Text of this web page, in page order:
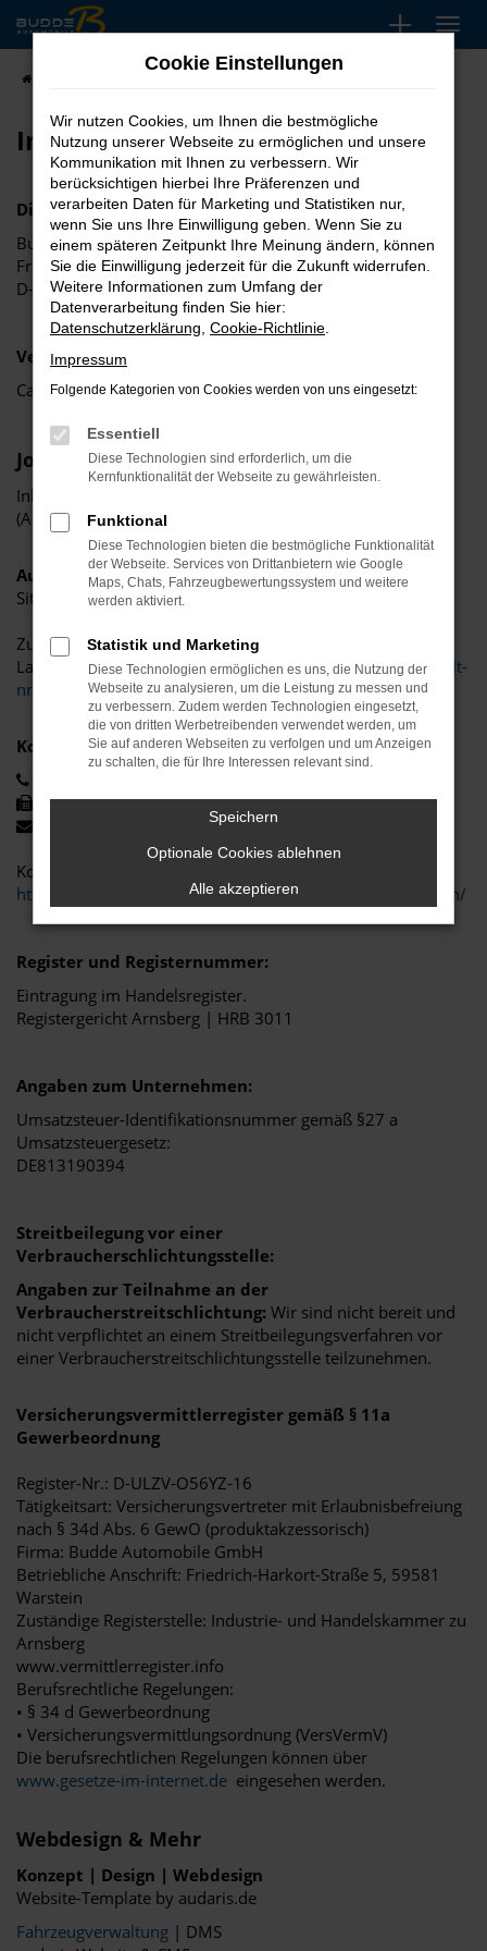
Zum
Hauptinhalt
springen
Impressum
Diensteanbieter:
Budde Automobile GmbH
Friedrich-Harkort-Str. 5
D-59581 Warstein-Belecke
Vertretungsberechtigte Person:
Carsten Budde, Geschäftsführer
Journalistisch-redaktionelle Angebote:
Inhaltlich verantwortlich: Carsten Budde, Geschäftsführer
(Adresse wie oben, Diensteanbieter)
Audiovisuelle Mediendienste:
Sitzland: Deutschland.
Zuständige Regulierungs-, bzw. Aufsichtsbehörde:
Landesanstalt für Medien NRW,https://www.medienanstalt-
nrw.de/
Kontakt:
+49 (0) 2902 9780 -29
info@buddeautomobile.de
Kontaktformular:
https://www.buddeautomobile.de/kontakt-oeffnungszeiten/
Register und Registernummer:
Eintragung im Handelsregister.
Registergericht Arnsberg | HRB 3011
Angaben zum Unternehmen:
Umsatzsteuer-Identifikationsnummer gemäß §27 a
Umsatzsteuergesetz:
DE813190394
Streitbeilegung vor einer
Verbraucherschlichtungsstelle:
Angaben zur Teilnahme an der
Verbraucherstreitschlichtung: Wir sind nicht bereit und
nicht verpflichtet an einem Streitbeilegungsverfahren vor
einer Verbraucherstreitschlichtungsstelle teilzunehmen.
Versicherungsvermittlerregister gemäß § 11a
Gewerbeordnung
Register-Nr.: D-ULZV-O56YZ-16
Tätigkeitsart: Versicherungsvertreter mit Erlaubnisbefreiung
nach § 34d Abs. 6 GewO (produktakzessorisch)
Firma: Budde Automobile GmbH
Betriebliche Anschrift: Friedrich-Harkort-Straße 5, 59581
Warstein
Zuständige Registerstelle: Industrie- und Handelskammer zu
Arnsberg
www.vermittlerregister.info
Berufsrechtliche Regelungen:
• § 34 d Gewerbeordnung
• Versicherungsvermittlungsordnung (VersVermV)
Die berufsrechtlichen Regelungen können über
www.gesetze-im-internet.de eingesehen werden.
Webdesign & Mehr
Konzept | Design | Webdesign
Website-Template by audaris.de
Fahrzeugverwaltung | DMS
Cookie Einstellungen
Wir nutzen Cookies, um Ihnen die bestmögliche
Nutzung unserer Webseite zu ermöglichen und unsere
Kommunikation mit Ihnen zu verbessern. Wir
berücksichtigen hierbei Ihre Präferenzen und
verarbeiten Daten für Marketing und Statistiken nur,
wenn Sie uns Ihre Einwilligung geben. Wenn Sie zu
einem späteren Zeitpunkt Ihre Meinung ändern, können
Sie die Einwilligung jederzeit für die Zukunft widerrufen.
Weitere Informationen zum Umfang der
Datenverarbeitung finden Sie hier:
Datenschutzerklärung Cookie-Richtlinie
Impressum
Folgende Kategorien von Cookies werden von uns eingesetzt:
Essentiell
Diese Technologien sind erforderlich, um die
Kernfunktionalität der Webseite zu gewährleisten.
Funktional
Diese Technologien bieten die bestmögliche Funktionalität
der Webseite. Services von Drittanbietern wie Google
Maps, Chats, Fahrzeugbewertungssystem und weitere
werden aktiviert.
Statistik und Marketing
Diese Technologien ermöglichen es uns, die Nutzung der
Webseite zu analysieren, um die Leistung zu messen und
zu verbessern. Zudem werden Technologien eingesetzt,
die von dritten Werbetreibenden verwendet werden, um
Sie auf anderen Webseiten zu verfolgen und um Anzeigen
zu schalten, die für Ihre Interessen relevant sind.
Speichern
Optionale Cookies ablehnen
Alle akzeptieren